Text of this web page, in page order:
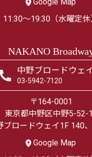
11:30～19:30（水曜定休
NAKANO
中野ブロードウェ
03-5942-7120
〒164-0001
東京都中野区中野5-52-
ブロードウェイ1F 140
Google Map